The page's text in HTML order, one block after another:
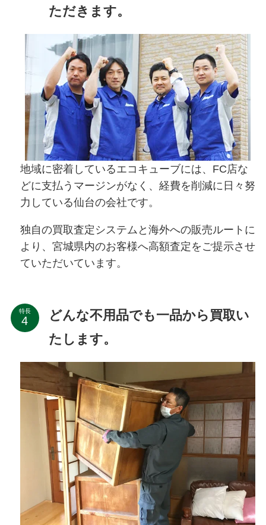
ただきます。
地域に密着しているエコキューブには、FC店な
どに支払うマージンがなく、経費を削減に日々努
力している仙台の会社です。
独自の買取査定システムと海外への販売ルートに
より、宮城県内のお客様へ高額査定をご提示させ
ていただいています。
特長
どんな不用品でも一品から買取い
たします。